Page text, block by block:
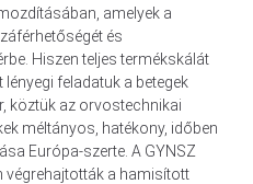
amelyek a
és
Hiszen teljes termékskálát
feladatuk a betegek
köztük az orvostechnikai
méltányos, hatékony, időben
Európa-szerte. A GYNSZ
végrehajtották a hamisított